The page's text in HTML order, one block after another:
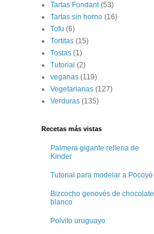
Tartas Fondant (53)
Tartas sin horno (16)
Tofu (6)
Tortitas (15)
Tostas (1)
Tutorial (2)
veganas (119)
Vegetarianas (127)
Verduras (135)
Recetas más vistas
Palmera gigante rellena de
Kinder
Tutorial para modelar a Pocoyó
Bizcocho genovés de chocolate
blanco
Polvito uruguayo